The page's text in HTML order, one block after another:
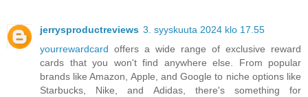
jerrysproductreviews 3. syyskuuta 2024 klo 17.55
yourrewardcard offers a wide range of exclusive reward
cards that you won't find anywhere else. From popular
brands like Amazon, Apple, and Google to niche options like
Starbucks, Nike, and Adidas, there's something for